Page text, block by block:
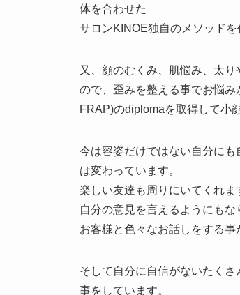
体を合わせた
サロンKINOE独自のメソッド
又、顔のむくみ、肌悩み、太
ので、歪みを整える事でお悩
FRAP)のdiplomaを取得して小
今は容姿だけではない自分に
は変わっています。
楽しい友達も周りにいてくれま
自分の意見を言えるようにもな
お客様と色々なお話しをする事
そして自分に自信がないたく
事をしています。